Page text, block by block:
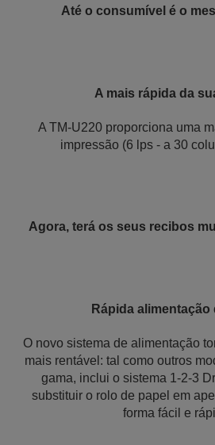
Até o consumível é o
A mais rápida da
A TM-U220 proporciona uma
impressão (6 lps - a 30
Agora, terá os seus recibos
Rápida alimentação
O novo sistema de alimentação
mais rentável: tal como outros
gama, inclui o sistema 1-2-3
substituir o rolo de papel em
forma fácil e